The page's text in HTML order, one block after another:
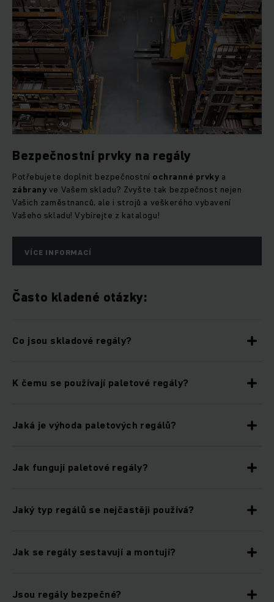
Bezpečnostní prvky na regály
Potřebujete doplnit bezpečnostní ochranné prvky a
zábrany ve Vašem skladu? Zvyšte tak bezpečnost nejen
Vašich zaměstnanců, ale i strojů a veškerého vybavení
Vašeho skladu! Vybírejte z katalogu!
VÍCE INFORMACÍ
Často kladené otázky:
Co jsou skladové regály?
K čemu se používají paletové regály?
Jaká je výhoda paletových regálů?
Jak fungují paletové regály?
Jaký typ regálů se nejčastěji používá?
Jak se regály sestavují a montují?
Jsou regály bezpečné?